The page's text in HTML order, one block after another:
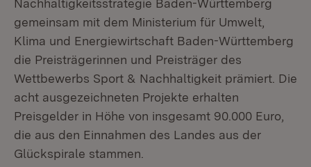
Nachhaltigkeitsstrategie Baden-Württemberg
gemeinsam mit dem Ministerium für Umwelt,
Klima und Energiewirtschaft Baden-Württemberg
die Preisträgerinnen und Preisträger des
Wettbewerbs Sport & Nachhaltigkeit prämiert. Die
acht ausgezeichneten Projekte erhalten
Preisgelder in Höhe von insgesamt 90.000 Euro,
die aus den Einnahmen des Landes aus der
Glückspirale stammen.